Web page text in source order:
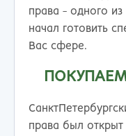
права - одного из
начал готовить
Вас сфере.
права был открыт